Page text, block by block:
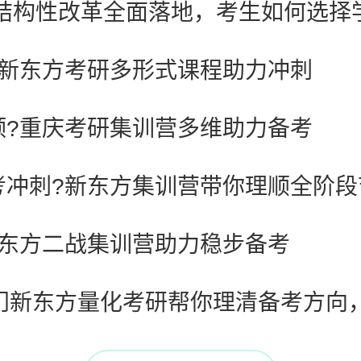
性改革全面落地，考生如何选择
东方考研多形式课程助力冲刺
重庆考研集训营多维助力备考
刺?新东方集训营带你理顺全阶
方二战集训营助力稳步备考
东方量化考研帮你理清备考方向